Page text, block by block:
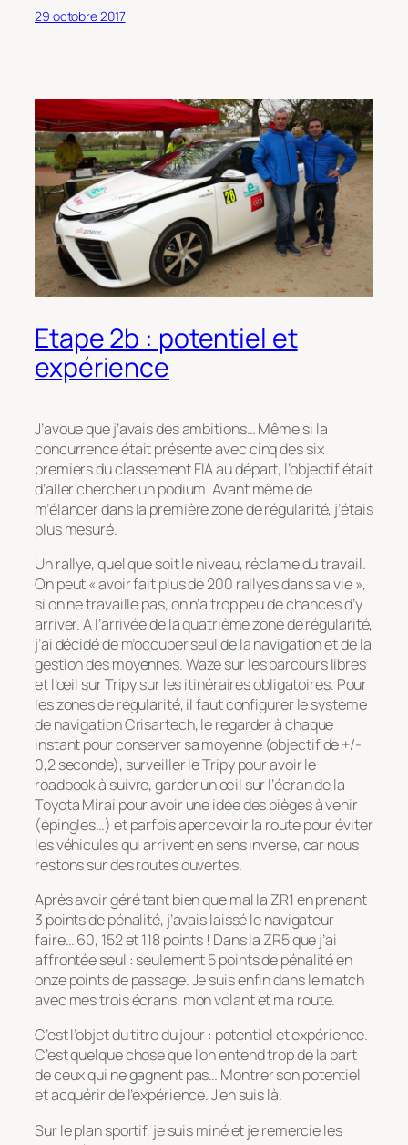
29 octobre 2017
Etape 2b : potentiel et
expérience
J’avoue que j’avais des ambitions… Même si la
concurrence était présente avec cinq des six
premiers du classement FIA au départ, l’objectif était
d’aller chercher un podium. Avant même de
m’élancer dans la première zone de régularité, j’étais
plus mesuré.
Un rallye, quel que soit le niveau, réclame du travail.
On peut « avoir fait plus de 200 rallyes dans sa vie »,
si on ne travaille pas, on n’a trop peu de chances d’y
arriver. À l’arrivée de la quatrième zone de régularité,
j’ai décidé de m’occuper seul de la navigation et de la
gestion des moyennes. Waze sur les parcours libres
et l’œil sur Tripy sur les itinéraires obligatoires. Pour
les zones de régularité, il faut configurer le système
de navigation Crisartech, le regarder à chaque
instant pour conserver sa moyenne (objectif de +/-
0,2 seconde), surveiller le Tripy pour avoir le
roadbook à suivre, garder un œil sur l’écran de la
Toyota Mirai pour avoir une idée des pièges à venir
(épingles…) et parfois apercevoir la route pour éviter
les véhicules qui arrivent en sens inverse, car nous
restons sur des routes ouvertes.
Après avoir géré tant bien que mal la ZR1 en prenant
3 points de pénalité, j’avais laissé le navigateur
faire… 60, 152 et 118 points ! Dans la ZR5 que j’ai
affrontée seul : seulement 5 points de pénalité en
onze points de passage. Je suis enfin dans le match
avec mes trois écrans, mon volant et ma route.
C’est l’objet du titre du jour : potentiel et expérience.
C’est quelque chose que l’on entend trop de la part
de ceux qui ne gagnent pas… Montrer son potentiel
et acquérir de l’expérience. J’en suis là.
Sur le plan sportif, je suis miné et je remercie les